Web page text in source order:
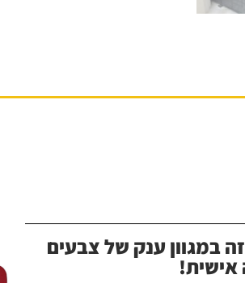
במגוון ענק של צבעים